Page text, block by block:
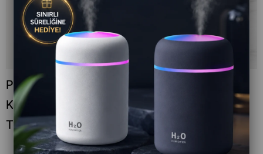
Powerbank 10.000mAh LED Ekranlı Dahili
Kablo 22.5W Hızlı Şarjlı Ultra İnce Tasarım
Taşınabilir Şarj Cihazı